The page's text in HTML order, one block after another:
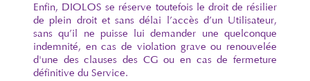
Enfin, DIOLOS se réserve toutefois le droit de résilier
de plein droit et sans délai l’accès d’un Utilisateur,
sans qu’il ne puisse lui demander une quelconque
indemnité, en cas de violation grave ou renouvelée
d'une des clauses des CG ou en cas de fermeture
définitive du Service.